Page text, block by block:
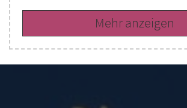
Mehr anzeigen